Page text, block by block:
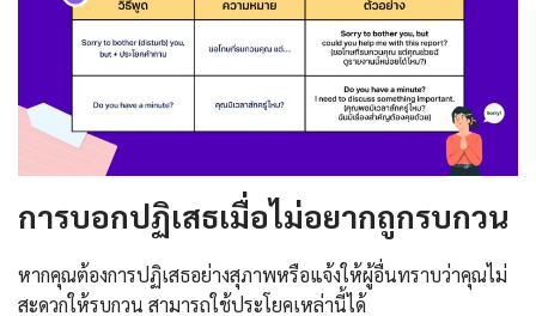
การบอกปฏิเสธเมื่อไม่อยากถูกรบกวน
หากคุณต้องการปฏิเสธอย่างสุภาพหรือแจ้งให้ผู้อื่นทราบว่าคุณไม่
สะดวกให้รบกวน สามารถใช้ประโยคเหล่านี้ได้